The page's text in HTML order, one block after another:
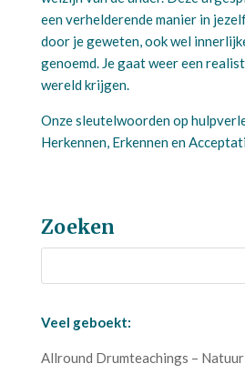
een verhelderende manier in
door je geweten, ook wel
genoemd. Je gaat weer een
wereld krijgen.
Onze sleutelwoorden op
Herkennen, Erkennen en
Zoeken
Veel geboekt:
Allround Drumteachings –